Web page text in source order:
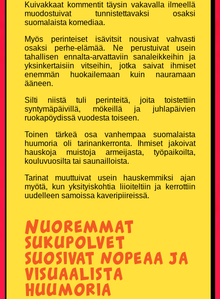
Tuksu vitsit
Urheiluvitsit
Uskonto vitsit
Vanhusvitsit
Yleisvitsit
SUOSITUIMMAT VITSIT
Eniten tykätyt vitsit
Päivän katsotuimmat vitsit
Viikon katsotuimmat vitsit
Kuukauden katsotuimmat vitsit
100 suosituinta vitsiä
Kuivakkaat kommentit täysin vakavalla ilmeellä
muodostuivat tunnistettavaksi osaksi
suomalaista komediaa.
Myös perinteiset isävitsit nousivat vahvasti
osaksi perhe-elämää. Ne perustuivat usein
tahallisen ennalta-arvattaviin sanaleikkeihin ja
yksinkertaisiin vitseihin, jotka saivat ihmiset
enemmän huokailemaan kuin nauramaan
ääneen.
Silti niistä tuli perinteitä, joita toistettiin
syntymäpäivillä, mökeillä ja juhlapäivien
ruokapöydissä vuodesta toiseen.
Toinen tärkeä osa vanhempaa suomalaista
huumoria oli tarinankerronta. Ihmiset jakoivat
hauskoja muistoja armeijasta, työpaikoilta,
kouluvuosilta tai saunailloista.
Tarinat muuttuivat usein hauskemmiksi ajan
myötä, kun yksityiskohtia liioiteltiin ja kerrottiin
uudelleen samoissa kaveripiireissä.
Nuoremmat
sukupolvet
suosivat nopeaa ja
visuaalista
huumoria